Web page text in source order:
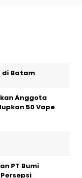
di Batam
Anggota
50 Vape
PT Bumi